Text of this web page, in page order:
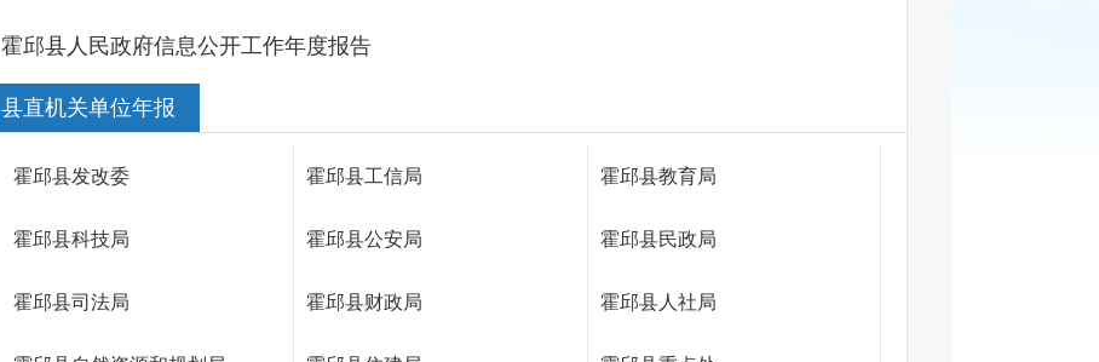
霍邱县人民政府信息公开工作年度报告
县直机关单位年报
霍邱县发改委 霍邱县工信局 霍邱县教育局
霍邱县科技局 霍邱县公安局 霍邱县民政局
霍邱县司法局 霍邱县财政局 霍邱县人社局